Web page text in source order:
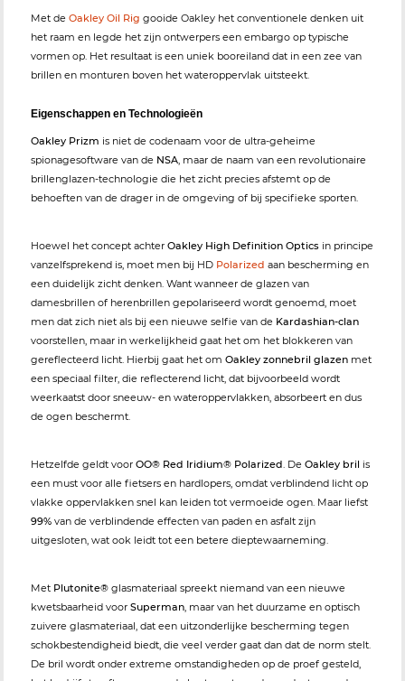
Met de Oakley Oil Rig gooide Oakley het conventionele denken uit
het raam en legde het zijn ontwerpers een embargo op typische
vormen op. Het resultaat is een uniek booreiland dat in een zee van
brillen en monturen boven het wateroppervlak uitsteekt.
Eigenschappen en Technologieën
Oakley Prizm is niet de codenaam voor de ultra-geheime
spionagesoftware van de NSA, maar de naam van een revolutionaire
brillenglazen-technologie die het zicht precies afstemt op de
behoeften van de drager in de omgeving of bij specifieke sporten.
Hoewel het concept achter Oakley High Definition Optics in principe
vanzelfsprekend is, moet men bij HD Polarized aan bescherming en
een duidelijk zicht denken. Want wanneer de glazen van
damesbrillen of herenbrillen gepolariseerd wordt genoemd, moet
men dat zich niet als bij een nieuwe selfie van de Kardashian-clan
voorstellen, maar in werkelijkheid gaat het om het blokkeren van
gereflecteerd licht. Hierbij gaat het om Oakley zonnebril glazen met
een speciaal filter, die reflecterend licht, dat bijvoorbeeld wordt
weerkaatst door sneeuw- en wateroppervlakken, absorbeert en dus
de ogen beschermt.
Hetzelfde geldt voor OO® Red Iridium® Polarized. De Oakley bril is
een must voor alle fietsers en hardlopers, omdat verblindend licht op
vlakke oppervlakken snel kan leiden tot vermoeide ogen. Maar liefst
99% van de verblindende effecten van paden en asfalt zijn
uitgesloten, wat ook leidt tot een betere dieptewaarneming.
Met Plutonite® glasmateriaal spreekt niemand van een nieuwe
kwetsbaarheid voor Superman, maar van het duurzame en optisch
zuivere glasmateriaal, dat een uitzonderlijke bescherming tegen
schokbestendigheid biedt, die veel verder gaat dan dat de norm stelt.
De bril wordt onder extreme omstandigheden op de proef gesteld,